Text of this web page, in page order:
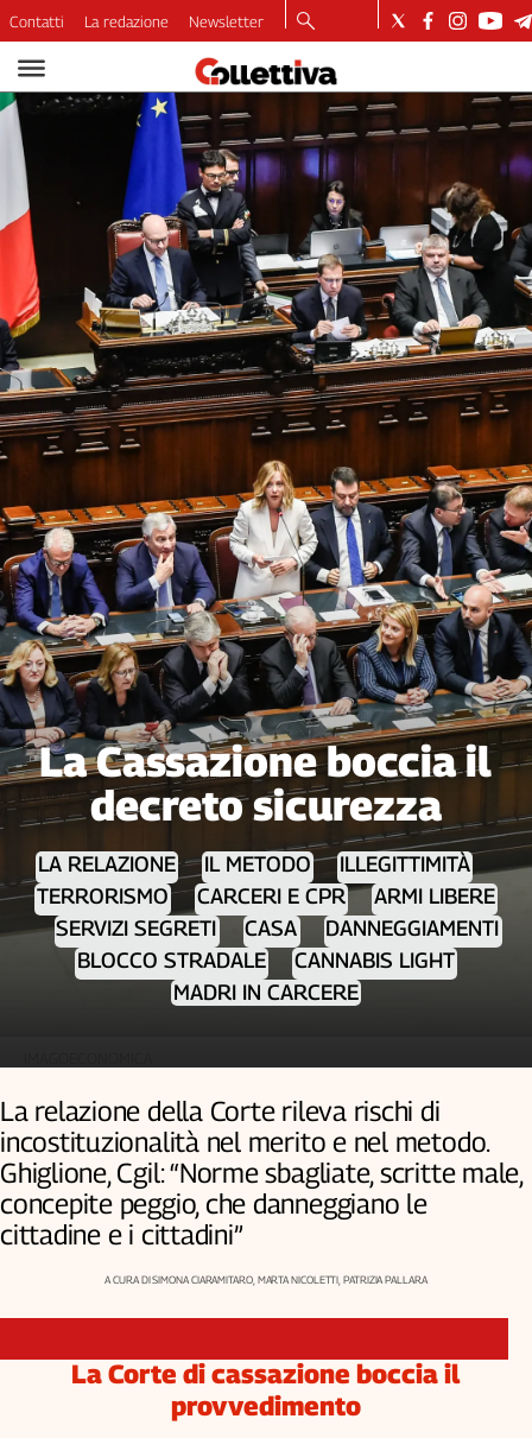
Video
Podcast
Dirette
Longform
Copertine
Economia
Lavoro
Ambiente
Diritti
Welfare
Italia
Internazionale
Culture
Categorie
Filcams
Filctem
Fillea
Filt
Fiom
Fisac
Flai
Flc
Fp
Nidil
Slc
Spi
Inca
di
il
sangue
della
ragione
120
anni
Collettiva
Contatti La redazione Newsletter
La Cassazione boccia il
decreto sicurezza
LA RELAZIONE IL METODO
ILLEGITTIMITÀ
TERRORISMO
CARCERI E CPR
ARMI LIBERE
SERVIZI SEGRETI
CASA
DANNEGGIAMENTI
BLOCCO STRADALE
CANNABIS LIGHT
MADRI IN CARCERE
La relazione della Corte rileva rischi di
incostituzionalità nel merito e nel metodo.
Ghiglione, Cgil: “Norme sbagliate, scritte male,
concepite peggio, che danneggiano le
cittadine e i cittadini”
A CURA DI SIMONA CIARAMITARO, MARTA NICOLETTI, PATRIZIA PALLARA
La Corte di cassazione boccia il
provvedimento